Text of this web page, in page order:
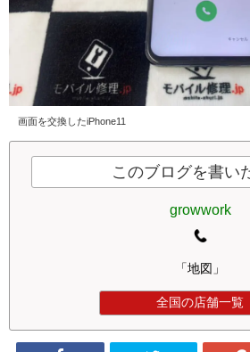
画面を交換したiPhone11
このブログを書い
growwork
「地図」
全国の店舗一覧